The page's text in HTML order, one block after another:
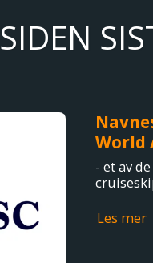
SIDEN
World
- et av
Les mer